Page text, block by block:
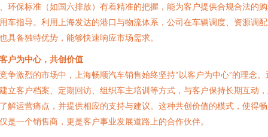
环保标准（如国六排放）有着精准的把握，能为客户提供合规合法的
车指导。利用上海发达的港口与物流体系，公司在车辆调度、资源调
具备独特优势，能够快速响应市场需求。
户为中心，共创价值
争激烈的市场中，上海畅顺汽车销售始终坚持“以客户为中心”的理念。
立客户档案、定期回访、组织车主培训等方式，与客户保持长期互动
解运营痛点，并提供相应的支持与建议。这种共创价值的模式，使得
是一个销售商，更是客户事业发展道路上的合作伙伴。